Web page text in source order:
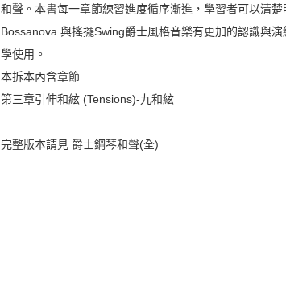
和聲。本書每一章節練習進度循序漸進，學習者可以清
Bossanova 與搖擺Swing爵士風格音樂有更加的認識與
學使用。
本拆本內含章節
第三章引伸和絃 (Tensions)-九和絃
完整版本請見 爵士鋼琴和聲(全)